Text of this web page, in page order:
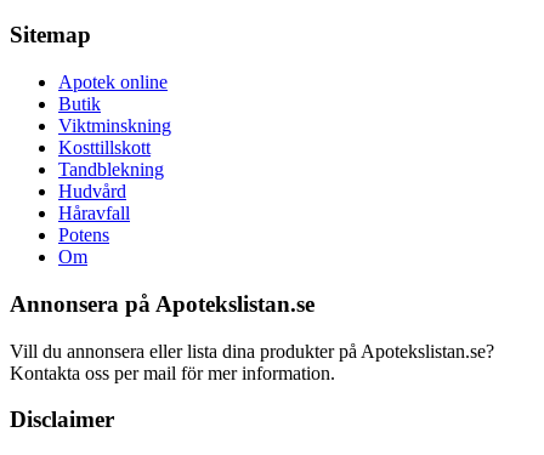
Sitemap
Apotek online
Butik
Viktminskning
Kosttillskott
Tandblekning
Hudvård
Håravfall
Potens
Om
Annonsera på Apotekslistan.se
Vill du annonsera eller lista dina produkter på Apotekslistan.se?
Kontakta oss per mail för mer information.
Disclaimer